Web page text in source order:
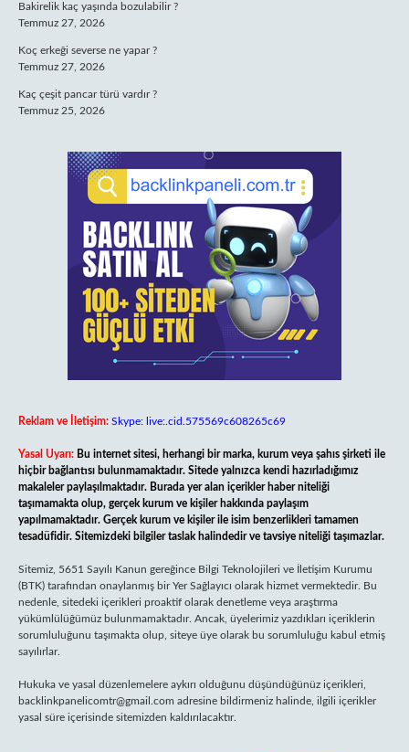
Bakirelik kaç yaşında bozulabilir ?
Temmuz 27, 2026
Koç erkeği severse ne yapar ?
Temmuz 27, 2026
Kaç çeşit pancar türü vardır ?
Temmuz 25, 2026
Reklam ve İletişim: Skype: live:.cid.575569c608265c69
Yasal Uyarı: Bu internet sitesi, herhangi bir marka, kurum veya şahıs şirketi ile
hiçbir bağlantısı bulunmamaktadır. Sitede yalnızca kendi hazırladığımız
makaleler paylaşılmaktadır. Burada yer alan içerikler haber niteliği
taşımamakta olup, gerçek kurum ve kişiler hakkında paylaşım
yapılmamaktadır. Gerçek kurum ve kişiler ile isim benzerlikleri tamamen
tesadüfidir. Sitemizdeki bilgiler taslak halindedir ve tavsiye niteliği taşımazlar.
Sitemiz, 5651 Sayılı Kanun gereğince Bilgi Teknolojileri ve İletişim Kurumu
(BTK) tarafından onaylanmış bir Yer Sağlayıcı olarak hizmet vermektedir. Bu
nedenle, sitedeki içerikleri proaktif olarak denetleme veya araştırma
yükümlülüğümüz bulunmamaktadır. Ancak, üyelerimiz yazdıkları içeriklerin
sorumluluğunu taşımakta olup, siteye üye olarak bu sorumluluğu kabul etmiş
sayılırlar.
Hukuka ve yasal düzenlemelere aykırı olduğunu düşündüğünüz içerikleri,
backlinkpanelicomtr@gmail.com adresine bildirmeniz halinde, ilgili içerikler
yasal süre içerisinde sitemizden kaldırılacaktır.